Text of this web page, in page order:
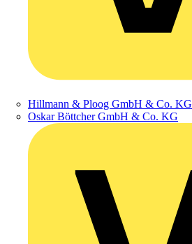
Hillmann & Ploog GmbH & Co. KG
Oskar Böttcher GmbH & Co. KG